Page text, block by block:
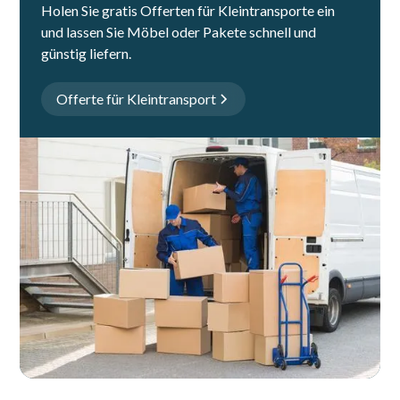
Holen Sie gratis Offerten für Kleintransporte ein
und lassen Sie Möbel oder Pakete schnell und
günstig liefern.
Offerte für Kleintransport